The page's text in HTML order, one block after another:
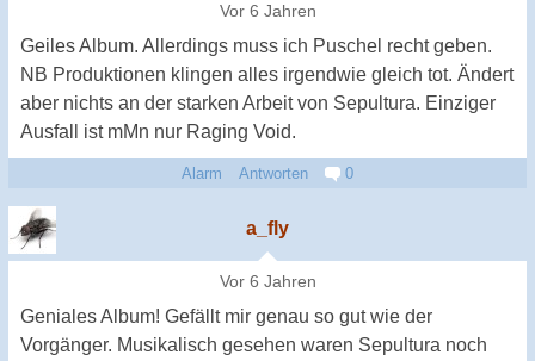
Vor 6 Jahren
Geiles Album. Allerdings muss ich Puschel recht geben.
NB Produktionen klingen alles irgendwie gleich tot. Ändert
aber nichts an der starken Arbeit von Sepultura. Einziger
Ausfall ist mMn nur Raging Void.
Alarm Antworten 0
a_fly
Vor 6 Jahren
Geniales Album! Gefällt mir genau so gut wie der
Vorgänger. Musikalisch gesehen waren Sepultura noch